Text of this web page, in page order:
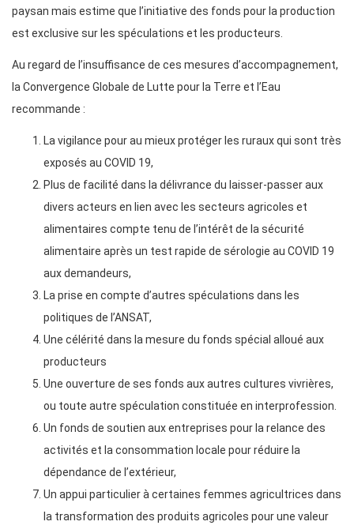
paysan mais estime que l’initiative des fonds pour la production
est exclusive sur les spéculations et les producteurs.
Au regard de l’insuffisance de ces mesures d’accompagnement,
la Convergence Globale de Lutte pour la Terre et l’Eau
recommande :
La vigilance pour au mieux protéger les ruraux qui sont très
exposés au COVID 19,
Plus de facilité dans la délivrance du laisser-passer aux
divers acteurs en lien avec les secteurs agricoles et
alimentaires compte tenu de l’intérêt de la sécurité
alimentaire après un test rapide de sérologie au COVID 19
aux demandeurs,
La prise en compte d’autres spéculations dans les
politiques de l’ANSAT,
Une célérité dans la mesure du fonds spécial alloué aux
producteurs
Une ouverture de ses fonds aux autres cultures vivrières,
ou toute autre spéculation constituée en interprofession.
Un fonds de soutien aux entreprises pour la relance des
activités et la consommation locale pour réduire la
dépendance de l’extérieur,
Un appui particulier à certaines femmes agricultrices dans
la transformation des produits agricoles pour une valeur